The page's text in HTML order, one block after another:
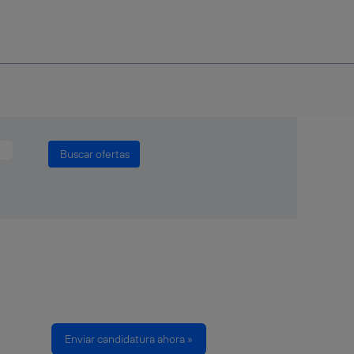
Enviar candidatura ahora »